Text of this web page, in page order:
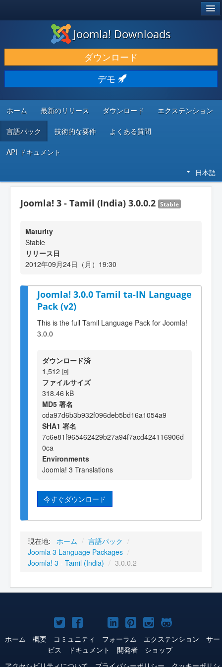
ダウンロードと機能拡張
発見と学び
コミュニティとサポート
開発者向けリソース
Joomla! Downloads
ダウンロード
デモ
ホーム 最新のリリース ダウンロード エクステンション
言語パック 技術的な要件 よくある質問
API ドキュメント
日本語
Joomla! 3 - Tamil (India) 3.0.0.2 Stable
Maturity
Stable
リリース日
2012年09月24日（月）19:30
Joomla! 3.0.0 Tamil ta-IN Language
Pack (v2)
This is the full Tamil Language Pack for Joomla!
3.0.0
ダウンロード済
1,512 回
ファイルサイズ
318.46 kB
MD5 署名
cda97d6b3b932f096deb5bd16a1054a9
SHA1 署名
7c6e81f965462429b27a94f7acd424116906d
0ca
Environments
Joomla! 3 Translations
今すぐダウンロード
現在地: ホーム / 言語パック /
Joomla 3 Language Packages /
Joomla! 3 - Tamil (India) / 3.0.0.2
Joomla!
Twitter
Joomla!
Facebook
Joomla!
YouTube
Joomla!
LinkedIn
Joomla!
Pinterest
Joomla!
Instagram
Joomla!
GitHub
ホーム 概要 コミュニティ フォーラム エクステンション
サー
ビス
ドキュメント 開発者
ショップ